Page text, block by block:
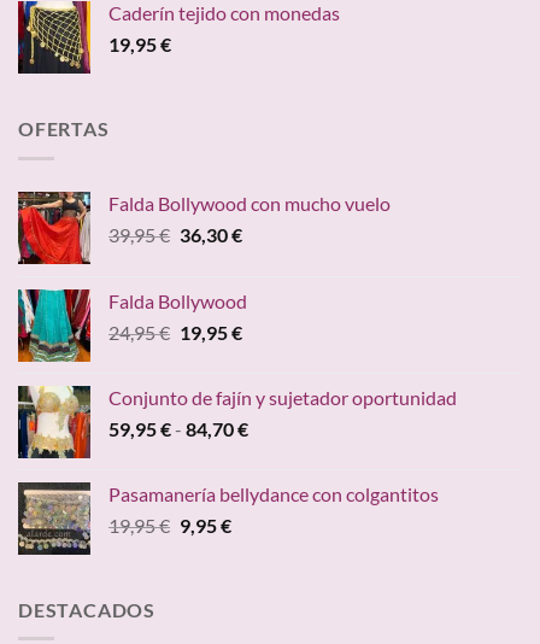
desde
Caderín tejido con monedas
19,95€
OFERTAS
Falda Bollywood con mucho vuelo
39,95€ El
era:
39,95 €.
36,30€El
es:
36,30 €.
Falda Bollywood
24,95€ El
era:
24,95 €.
19,95€El
es:
19,95 €.
Conjunto de fajín y sujetador oportunidad
59,95€- 84,70€Rango
desde
Pasamanería bellydance con colgantitos
19,95€ El
9,95€El
DESTACADOS